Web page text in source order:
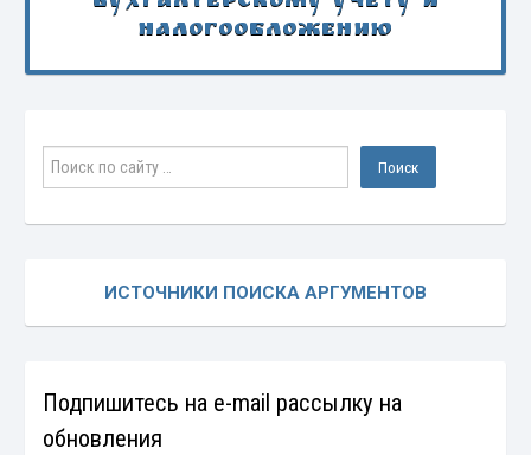
налогообложению
ИСТОЧНИКИ ПОИСКА АРГУМЕНТОВ
Подпишитесь на e-mail рассылку на
обновления